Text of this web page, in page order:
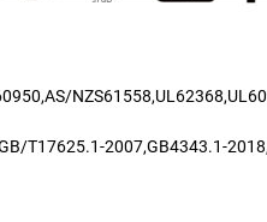
T17625.1-2007,GB4343.1-